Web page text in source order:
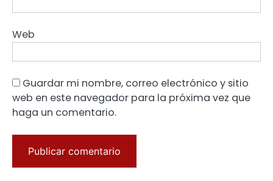
Web
Guardar mi nombre, correo electrónico y sitio
web en este navegador para la próxima vez que
haga un comentario.